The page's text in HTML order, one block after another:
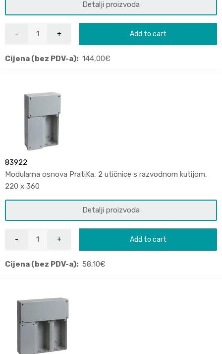
Detalji proizvoda
Add to cart
Cijena (bez PDV-a): 144,00€
83922
Modularna osnova PratiKa, 2 utičnice s razvodnom kutijom,
220 x 360
Detalji proizvoda
Add to cart
Cijena (bez PDV-a): 58,10€